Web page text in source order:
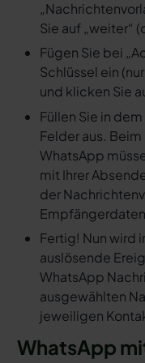
Sie auf „weiter“
Fügen Sie bei
Schlüssel ein
und klicken Sie
Füllen Sie in
Felder aus.
WhatsApp
mit Ihrer
der
Fertig! Nun wird
auslösende
WhatsApp
ausgewählten
jeweiligen
WhatsApp